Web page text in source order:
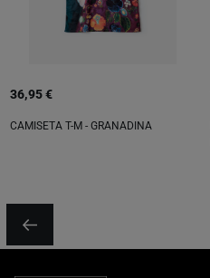
36,95 €
CAMISETA T-M - GRANADINA